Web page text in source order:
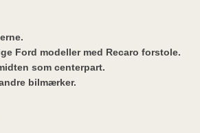
Ford modeller med Recaro forstole.
som centerpart.
bilmærker.